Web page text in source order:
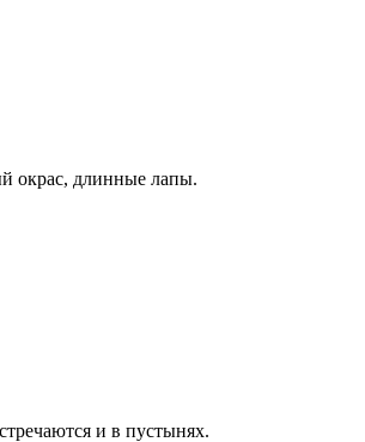
окрас, длинные лапы.
и в пустынях.